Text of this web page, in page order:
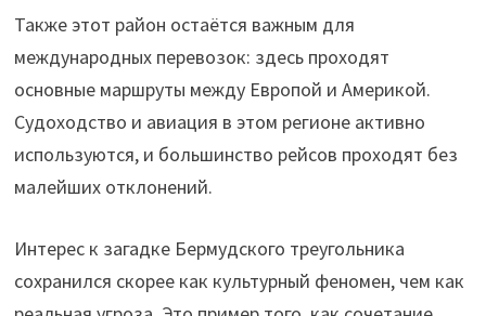
Также этот район остаётся важным для
международных перевозок: здесь проходят
основные маршруты между Европой и Америкой.
Судоходство и авиация в этом регионе активно
используются, и большинство рейсов проходят без
малейших отклонений.
Интерес к загадке Бермудского треугольника
сохранился скорее как культурный феномен, чем как